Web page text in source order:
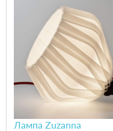
Лампа Zuzanna